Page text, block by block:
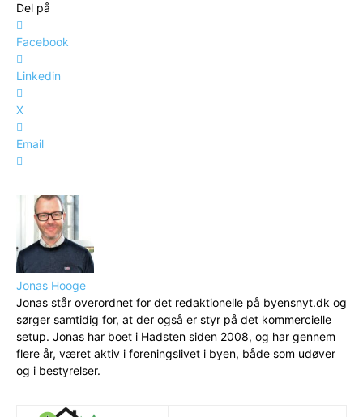
Del på
Facebook
Linkedin
X
Email
Jonas Hooge
Jonas står overordnet for det redaktionelle på byensnyt.dk og
sørger samtidig for, at der også er styr på det kommercielle
setup. Jonas har boet i Hadsten siden 2008, og har gennem
flere år, været aktiv i foreningslivet i byen, både som udøver
og i bestyrelser.